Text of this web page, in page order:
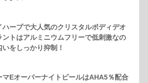
ハーブで大人気のクリスタルボディデオ
ントはアルミニウムフリーで低刺激なの
いをしっかり抑制！
マEオーバーナイトピールはAHA5％配合